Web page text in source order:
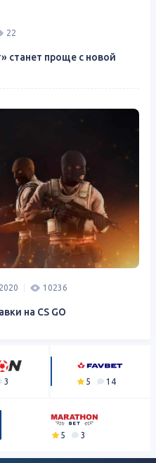
22
станет проще с новой
10236
на CS GO
3 5 14
5 3